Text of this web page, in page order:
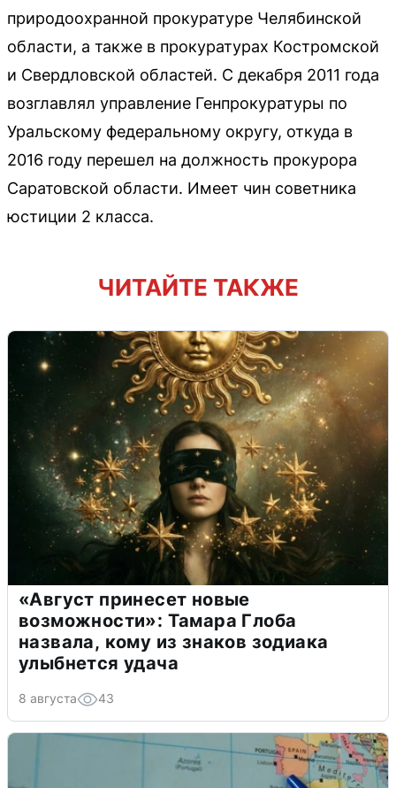
природоохранной прокуратуре Челябинской
области, а также в прокуратурах Костромской
и Свердловской областей. С декабря 2011 года
возглавлял управление Генпрокуратуры по
Уральскому федеральному округу, откуда в
2016 году перешел на должность прокурора
Саратовской области. Имеет чин советника
юстиции 2 класса.
ЧИТАЙТЕ ТАКЖЕ
«Август принесет новые
возможности»: Тамара Глоба
назвала, кому из знаков зодиака
улыбнется удача
8 августа 43